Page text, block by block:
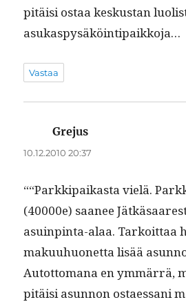
pitäisi ostaa keskus­tan
asukaspysäköintipaikkoja…
Vastaa
Grejus
10.12.2010 20:37
““Parkkipaikas­ta vielä.
(40000e) saa­nee
asuin­pin­ta-alaa. Tarkoit­taa
maku­uhuonet­ta lisää
Autot­tomana en ymmär­rä,
pitäisi asun­non ostaes­sani